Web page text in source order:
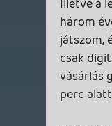
egyre inkább
ettől még nem
játékokról.
be őket: nem
feltehetem-e a
mennyit ér